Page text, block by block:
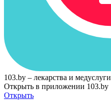
103.by – лекарства и медуслуги
Открыть в приложении 103.by
Открыть